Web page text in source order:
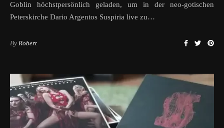
Goblin höchstpersönlich geladen, um in der neo-gotischen
Peterskirche Dario Argentos Suspiria live zu…
By Robert